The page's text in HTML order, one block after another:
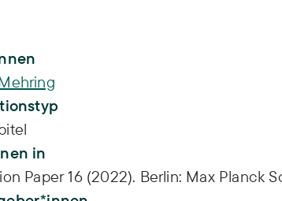
Infos
in
Paper 16 (2022). Berlin: Max Planck